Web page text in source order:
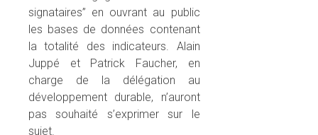
signataires” en ouvrant au public
les bases de données contenant
la totalité des indicateurs. Alain
Juppé et Patrick Faucher, en
charge de la délégation au
développement durable, n’auront
pas souhaité s’exprimer sur le
sujet.